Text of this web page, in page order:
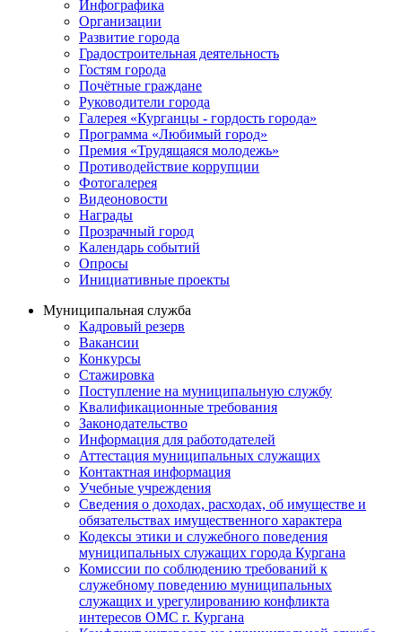
Инфографика
Организации
Развитие города
Градостроительная деятельность
Гостям города
Почётные граждане
Руководители города
Галерея «Курганцы - гордость города»
Программа «Любимый город»
Премия «Трудящаяся молодежь»
Противодействие коррупции
Фотогалерея
Видеоновости
Награды
Прозрачный город
Календарь событий
Опросы
Инициативные проекты
Муниципальная служба
Кадровый резерв
Вакансии
Конкурсы
Стажировка
Поступление на муниципальную службу
Квалификационные требования
Законодательство
Информация для работодателей
Аттестация муниципальных служащих
Контактная информация
Учебные учреждения
Сведения о доходах, расходах, об имуществе и
обязательствах имущественного характера
Кодексы этики и служебного поведения
муниципальных служащих города Кургана
Комиссии по соблюдению требований к
служебному поведению муниципальных
служащих и урегулированию конфликта
интересов ОМС г. Кургана